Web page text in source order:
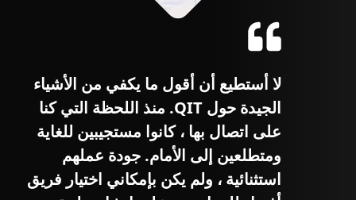
لا أستطيع أن أقول ما يكفي من الأشياء
الجيدة حول QIT. منذ اللحظة التي كنا
على اتصال بها ، كانوا مستجيبين للغاية
ومتطلعين إلى الأمام. جودة عملهم
استثنائية ، ولم يكن بإمكاني اختيار فريق